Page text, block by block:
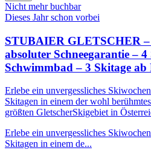
Nicht mehr buchbar
Dieses Jahr schon vorbei
STUBAIER GLETSCHER –
absoluter Schneegarantie –
Schwimmbad – 3 Skitage
Erlebe ein unvergessliches
Skitagen in einem der wohl
größten GletscherSkigebiet in
Erlebe ein unvergessliches
Skitagen in einem de...